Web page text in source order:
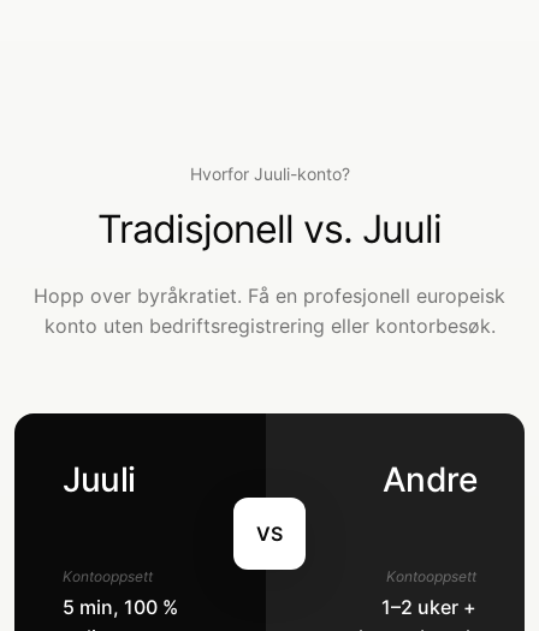
Hvorfor Juuli-konto?
Tradisjonell vs. Juuli
Hopp over byråkratiet. Få en profesjonell europeisk
konto uten bedriftsregistrering eller kontorbesøk.
Juuli
Kontooppsett
5 min, 100 %
VS
Andre
Kontooppsett
1–2 uker +